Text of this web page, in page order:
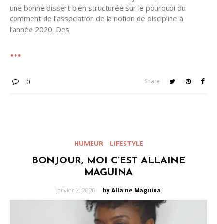
une bonne dissert bien structurée sur le pourquoi du
comment de l’association de la notion de discipline à
l’année 2020. Des
0 Share
HUMEUR LIFESTYLE
BONJOUR, MOI C’EST ALLAINE
MAGUINA
Posted
janvier 2, 2020 by Allaine Maguina